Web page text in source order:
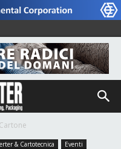
& Cartotecnica
Eventi